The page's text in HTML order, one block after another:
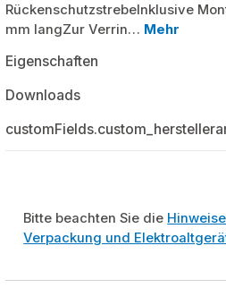
RückenschutzstrebeInklusive
mm langZur Verrin… Mehr
Eigenschaften
Downloads
Bitte beachten Sie die
Verpackung und